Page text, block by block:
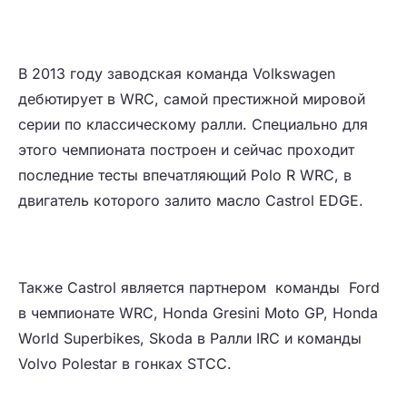
В 2013 году заводская команда Volkswagen
дебютирует в WRC, самой престижной мировой
серии по классическому ралли. Специально для
этого чемпионата построен и сейчас проходит
последние тесты впечатляющий Polo R WRC, в
двигатель которого залито масло Castrol EDGE.
Также Castrol является партнером команды Ford
в чемпионате WRC, Honda Gresini Moto GP, Honda
World Superbikes, Skoda в Ралли IRC и команды
Volvo Polestar в гонках STCC.